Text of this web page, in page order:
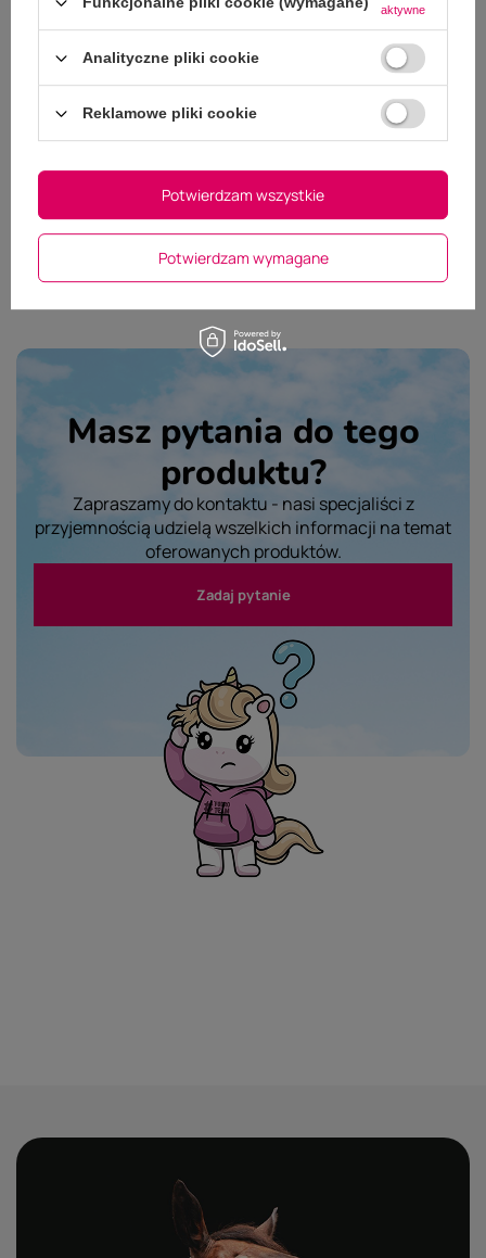
Wybierz plik
Nie wybrano pliku
Wyślij opinię
Masz pytania do tego
produktu?
Zapraszamy do kontaktu - nasi specjaliści z
przyjemnością udzielą wszelkich informacji na temat
oferowanych produktów.
Zadaj pytanie
aktywne
Analityczne pliki cookie
Reklamowe pliki cookie
Potwierdzam wymagane
Potwierdzam wszystkie